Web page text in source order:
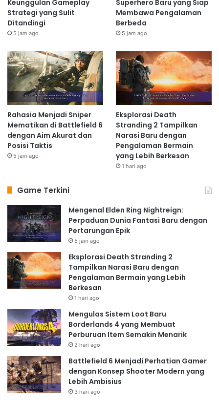
Keunggulan Gameplay
Strategi yang Sulit
Ditandingi
5 jam ago
Superhero Baru yang Siap
Membawa Pengalaman
Berbeda
5 jam ago
Rahasia Menjadi Sniper
Mematikan di Battlefield 6
dengan Aim Akurat dan
Posisi Taktis
5 jam ago
Eksplorasi Death
Stranding 2 Tampilkan
Narasi Baru dengan
Pengalaman Bermain
yang Lebih Berkesan
1 hari ago
Game Terkini
Mengenal Elden Ring Nightreign:
Perpaduan Dunia Fantasi Baru dengan
Pertarungan Epik
5 jam ago
Eksplorasi Death Stranding 2
Tampilkan Narasi Baru dengan
Pengalaman Bermain yang Lebih
Berkesan
1 hari ago
Mengulas Sistem Loot Baru
Borderlands 4 yang Membuat
Perburuan Item Semakin Menarik
2 hari ago
Battlefield 6 Menjadi Perhatian Gamer
dengan Konsep Shooter Modern yang
Lebih Ambisius
3 hari ago